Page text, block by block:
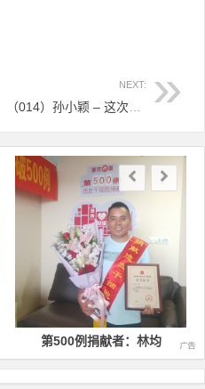
NEXT:
第500例捐献者：林均